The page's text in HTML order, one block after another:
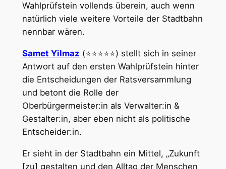
Wahlprüfstein vollends überein, auch wenn
natürlich viele weitere Vorteile der Stadtbahn
nennbar wären.
Samet Yilmaz (⭐⭐⭐⭐⭐) stellt sich in seiner
Antwort auf den ersten Wahlprüfstein hinter
die Entscheidungen der Ratsversammlung
und betont die Rolle der
Oberbürgermeister:in als Verwalter:in &
Gestalter:in, aber eben nicht als politische
Entscheider:in.
Er sieht in der Stadtbahn ein Mittel, „Zukunft
[zu] gestalten und den Alltag der Menschen